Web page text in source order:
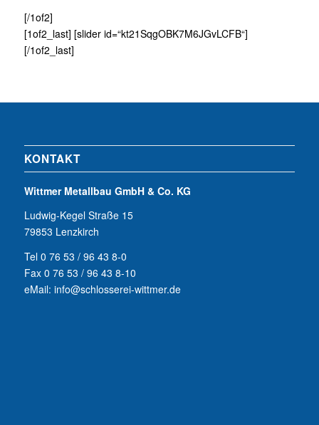
[/1of2]
[1of2_last] [slider id=“kt21SqgOBK7M6JGvLCFB“]
[/1of2_last]
KONTAKT
Wittmer Metallbau GmbH & Co. KG
Ludwig-Kegel Straße 15
79853 Lenzkirch
Tel 0 76 53 / 96 43 8-0
Fax 0 76 53 / 96 43 8-10
eMail: info@schlosserei-wittmer.de